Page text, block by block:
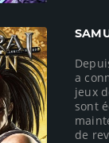
a
jeux
sont
de